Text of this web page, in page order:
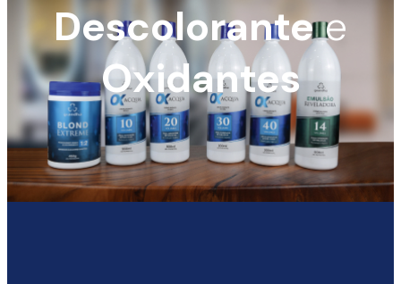
Descolorantee
Oxidantes